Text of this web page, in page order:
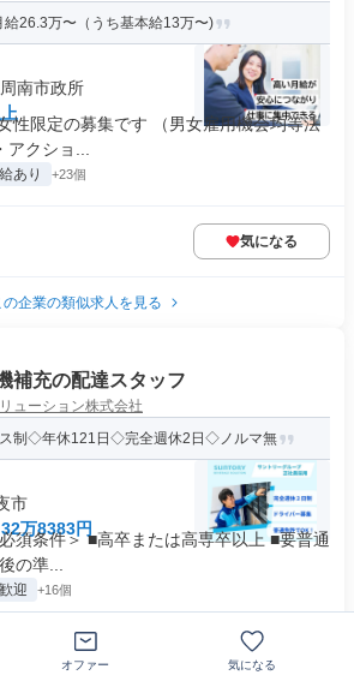
26.3万〜（うち基本給13万〜)
南市政所
性限定の募集です （男女雇用機会均等法
クショ...
あり +23個
気になる
の企業の類似求人を見る
補充の配達スタッフ
ューション株式会社
制◇年休121日◇完全週休2日◇ノルマ無
市
万8383円
須条件＞ ■高卒または高専卒以上 ■要普通
の準...
迎 +16個
気になる
オファー 気になる